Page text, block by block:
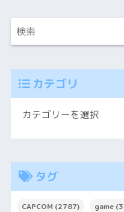
カテゴリ
タグ
CAPCOM (2787) game